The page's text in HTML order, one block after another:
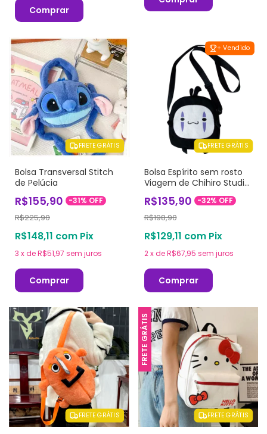
Comprar
FRETE GRÁTIS
Bolsa Transversal Stitch
de Pelúcia
R$155,90 -31% OFF
R$225,90
R$148,11 com Pix
3 xdeR$51,97 sem juros
Comprar
+ Vendido
FRETE GRÁTIS
Bolsa Espírito sem rosto
Viagem de Chihiro Studio
R$135,90 -32% OFF
R$198,90
R$129,11 com Pix
2 xdeR$67,95 sem juros
Comprar
FRETE GRÁTIS FRETE GRÁTIS
FRETE GRÁTIS